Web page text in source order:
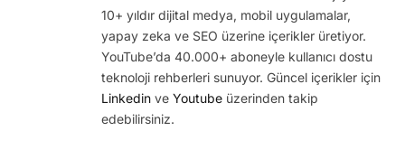
10+ yıldır dijital medya, mobil uygulamalar,
yapay zeka ve SEO üzerine içerikler üretiyor.
YouTube’da 40.000+ aboneyle kullanıcı dostu
teknoloji rehberleri sunuyor. Güncel içerikler için
Linkedin ve Youtube üzerinden takip
edebilirsiniz.